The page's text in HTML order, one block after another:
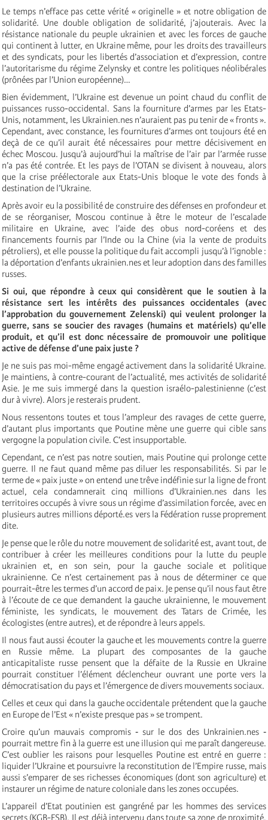
Le temps n’efface pas cette vérité « originelle » et notre obligation de
solidarité. Une double obligation de solidarité, j’ajouterais. Avec la
résistance nationale du peuple ukrainien et avec les forces de gauche
qui continent à lutter, en Ukraine même, pour les droits des travailleurs
et des syndicats, pour les libertés d’association et d’expression, contre
l’autoritarisme du régime Zelynsky et contre les politiques néolibérales
(prônées par l’Union européenne)…
Bien évidemment, l’Ukraine est devenue un point chaud du conflit de
puissances russo-occidental. Sans la fourniture d’armes par les Etats-
Unis, notamment, les Ukrainien.nes n’auraient pas pu tenir de « fronts ».
Cependant, avec constance, les fournitures d’armes ont toujours été en
deçà de ce qu’il aurait été nécessaires pour mettre décisivement en
échec Moscou. Jusqu’à aujourd’hui la maîtrise de l’air par l’armée russe
n’a pas été contrée. Et les pays de l’OTAN se divisent à nouveau, alors
que la crise préélectorale aux Etats-Unis bloque le vote des fonds à
destination de l’Ukraine.
Après avoir eu la possibilité de construire des défenses en profondeur et
de se réorganiser, Moscou continue à être le moteur de l’escalade
militaire en Ukraine, avec l’aide des obus nord-coréens et des
financements fournis par l’Inde ou la Chine (via la vente de produits
pétroliers), et elle pousse la politique du fait accompli jusqu’à l’ignoble :
la déportation d’enfants ukrainien.nes et leur adoption dans des familles
russes.
Si oui, que répondre à ceux qui considèrent que le soutien à la
résistance sert les intérêts des puissances occidentales (avec
l’approbation du gouvernement Zelenski) qui veulent prolonger la
guerre, sans se soucier des ravages (humains et matériels) qu’elle
produit, et qu’il est donc nécessaire de promouvoir une politique
active de défense d’une paix juste ?
Je ne suis pas moi-même engagé activement dans la solidarité Ukraine.
Je maintiens, à contre-courant de l’actualité, mes activités de solidarité
Asie. Je me suis immergé dans la question israélo-palestinienne (c’est
dur à vivre). Alors je resterais prudent.
Nous ressentons toutes et tous l’ampleur des ravages de cette guerre,
d’autant plus importants que Poutine mène une guerre qui cible sans
vergogne la population civile. C’est insupportable.
Cependant, ce n’est pas notre soutien, mais Poutine qui prolonge cette
guerre. Il ne faut quand même pas diluer les responsabilités. Si par le
terme de « paix juste » on entend une trêve indéfinie sur la ligne de front
actuel, cela condamnerait cinq millions d’Ukrainien.nes dans les
territoires occupés à vivre sous un régime d’assimilation forcée, avec en
plusieurs autres millions déporté.es vers la Fédération russe proprement
dite.
Je pense que le rôle du notre mouvement de solidarité est, avant tout, de
contribuer à créer les meilleures conditions pour la lutte du peuple
ukrainien et, en son sein, pour la gauche sociale et politique
ukrainienne. Ce n’est certainement pas à nous de déterminer ce que
pourrait-être les termes d’un accord de paix. Je pense qu’il nous faut être
à l’écoute de ce que demandent la gauche ukrainienne, le mouvement
féministe, les syndicats, le mouvement des Tatars de Crimée, les
écologistes (entre autres), et de répondre à leurs appels.
Il nous faut aussi écouter la gauche et les mouvements contre la guerre
en Russie même. La plupart des composantes de la gauche
anticapitaliste russe pensent que la défaite de la Russie en Ukraine
pourrait constituer l’élément déclencheur ouvrant une porte vers la
démocratisation du pays et l’émergence de divers mouvements sociaux.
Celles et ceux qui dans la gauche occidentale prétendent que la gauche
en Europe de l’Est « n’existe presque pas » se trompent.
Croire qu’un mauvais compromis ‑ sur le dos des Unkrainien.nes ­‑
pourrait mettre fin à la guerre est une illusion qui me paraît dangereuse.
C’est oublier les raisons pour lesquelles Poutine est entré en guerre :
liquider l’Ukraine et poursuivre la reconstitution de l’Empire russe, mais
aussi s’emparer de ses richesses économiques (dont son agriculture) et
instaurer un régime de nature coloniale dans les zones occupées.
L’appareil d’Etat poutinien est gangréné par les hommes des services
secrets (KGB-FSB). Il est déjà intervenu dans toute sa zone de proximité,